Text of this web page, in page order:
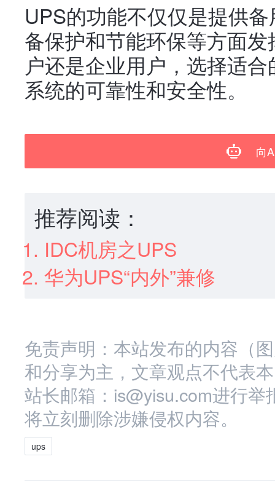
UPS的功能不仅仅是提供
备保护和节能环保等方面
户还是企业用户，选择适
系统的可靠性和安全性。
向
推荐阅读：
IDC机房之UPS
华为UPS“内外”兼修
免责声明：本站发布的内容（
和分享为主，文章观点不代表
站长邮箱：is@yisu.com进行
将立刻删除涉嫌侵权内容。
ups